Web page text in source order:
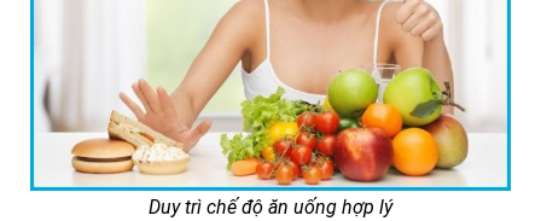
Duy trì chế độ ăn uống hợp lý